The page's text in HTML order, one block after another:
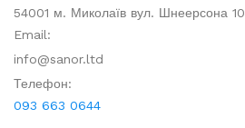
54001 м. Миколаїв вул. Шнеерсона 10
Email:
info@sanor.ltd
Телефон:
093 663 0644